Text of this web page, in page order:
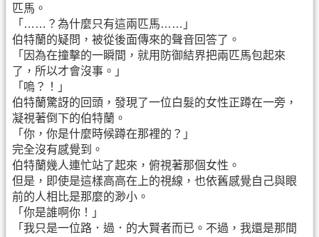
匹馬。
「……？為什麼只有這兩匹馬……」
伯特蘭的疑問，被從後面傳來的聲音回答了。
「因為在撞擊的一瞬間，就用防御結界把兩匹馬包起來
了，所以才會沒事。」
「嗚？！」
伯特蘭驚訝的回頭，發現了一位白髮的女性正蹲在一旁，
凝視著倒下的伯特蘭。
「你，你是什麼時候蹲在那裡的？」
完全沒有感覺到。
伯特蘭幾人連忙站了起來，俯視著那個女性。
但是，即使是這樣高高在上的視線，也依舊感覺自己與眼
前的人相比是那麼的渺小。
「你是誰啊你！」
「我只是一位路．過．的大賢者而已。不過，我還是那間